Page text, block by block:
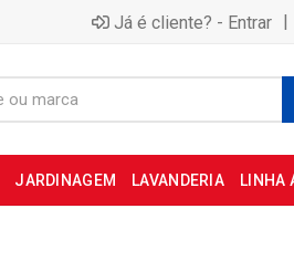
Já é cliente? - Entrar |
JARDINAGEM LAVANDERIA LINHA